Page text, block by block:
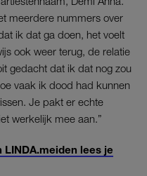
meerdere nummers over
ik dat ga doen, het voelt
ook weer terug, de relatie
gedacht dat ik dat nog zou
vaak ik dood had kunnen
Je pakt er echte
werkelijk mee aan.”
lees je